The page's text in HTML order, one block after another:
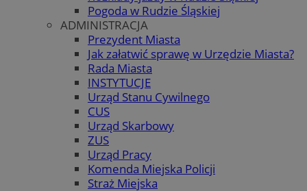
Pogoda w Rudzie Śląskiej
ADMINISTRACJA
Prezydent Miasta
Jak załatwić sprawę w Urzędzie Miasta?
Rada Miasta
INSTYTUCJE
Urząd Stanu Cywilnego
CUS
Urząd Skarbowy
ZUS
Urząd Pracy
Komenda Miejska Policji
Straż Miejska